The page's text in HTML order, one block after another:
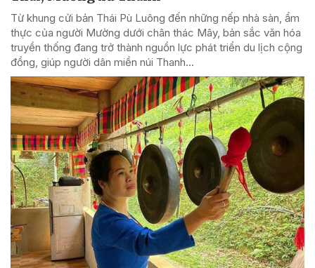
Từ khung cửi bản Thái Pù Luông đến những nếp nhà sàn, ẩm
thực của người Mường dưới chân thác Mây, bản sắc văn hóa
truyền thống đang trở thành nguồn lực phát triển du lịch cộng
đồng, giúp người dân miền núi Thanh...